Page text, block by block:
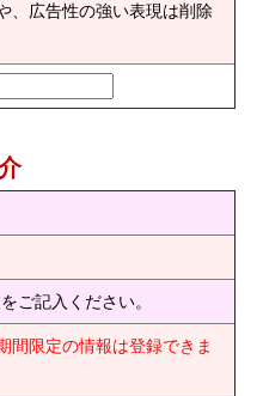
、広告性の強い表現は削除
ご記入ください。
間限定の情報は登録できま